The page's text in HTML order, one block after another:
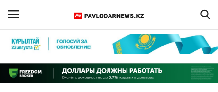
Регистрация
Главная